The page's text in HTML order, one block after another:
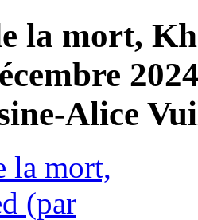
la mort,
Alice